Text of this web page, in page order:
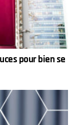
pour bien se